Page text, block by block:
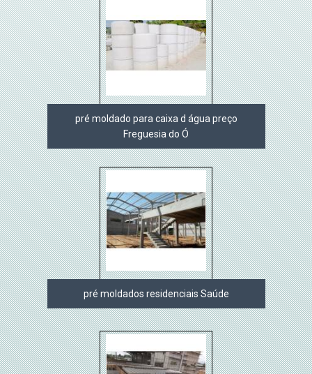
pré moldado para caixa d água preço
Freguesia do Ó
pré moldados residenciais Saúde